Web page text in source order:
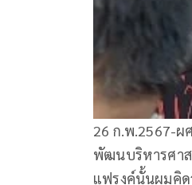
26 ก.พ.2567-
พัฒนบริหารศา
แฟรงค์นั้นผมคิ